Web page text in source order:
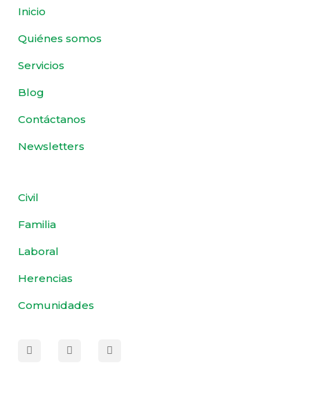
Inicio
Quiénes somos
Servicios
Blog
Contáctanos
Newsletters
Civil
Familia
Laboral
Herencias
Comunidades